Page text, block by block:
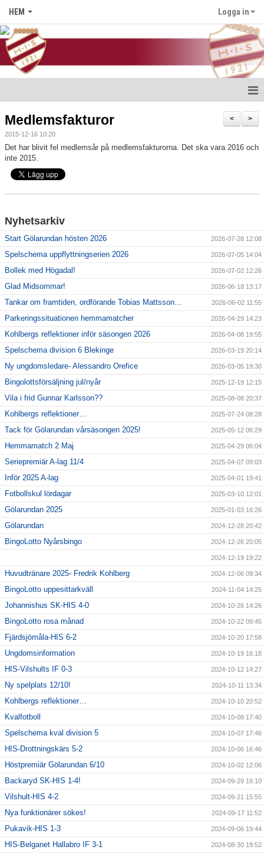
HEM Logga in
Nyheter
Föreningen
Kontakt
Kalender
Våra lag
Matcher
Gölarundan
Hyra Klubbstuga
>
<
Medlemsfakturor
2015-12-16 10:20
Det har blivit fel medlemsår på medlemsfakturorna. Det ska vara 2016 och
inte 2015.
Nyhetsarkiv
Start Gölarundan hösten 2026 2026-07-28 12:08
Spelschema uppflyttningserien 2026 2026-07-05 14:04
Bollek med Högadal! 2026-07-02 12:26
Glad Midsommar! 2026-06-18 13:17
Tankar om framtiden, ordförande Tobias Mattsson… 2026-06-02 11:55
Parkeringssituationen hemmamatcher 2026-04-29 14:23
Kohlbergs reflektioner inför säsongen 2026 2026-04-08 19:55
Spelschema division 6 Blekinge 2026-03-19 20:14
Ny ungdomsledare- Alessandro Orefice 2026-03-05 19:30
Bingolottsförsäljning jul/nyår 2025-12-19 12:15
Vila i frid Gunnar Karlsson?? 2025-08-08 20:37
Kohlbergs reflektioner… 2025-07-24 08:28
Tack för Gölarundan vårsäsongen 2025! 2025-05-12 06:29
Hemmamatch 2 Maj 2025-04-29 06:04
Seriepremiär A-lag 11/4 2025-04-07 09:03
Inför 2025 A-lag 2025-04-01 19:41
Fotbollskul lördagar 2025-03-10 12:01
Gölarundan 2025 2025-01-03 16:26
Gölarundan 2024-12-28 20:42
BingoLotto Nyårsbingo 2024-12-26 20:05
2024-12-19 19:22
Huvudtränare 2025- Fredrik Kohlberg 2024-12-06 09:34
BingoLotto uppesittarkväll 2024-11-04 14:25
Johannishus SK-HIS 4-0 2024-10-26 14:26
BingoLotto rosa månad 2024-10-22 09:45
Fjärdsjömåla-HIS 6-2 2024-10-20 17:58
Ungdomsinformation 2024-10-19 16:18
HIS-Vilshults IF 0-3 2024-10-12 14:27
Ny spelplats 12/10! 2024-10-11 13:34
Kohlbergs reflektioner… 2024-10-10 20:52
Kvalfotboll 2024-10-08 17:40
Spelschema kval division 5 2024-10-07 17:46
HIS-Drottningskärs 5-2 2024-10-06 16:46
Höstpremiär Gölarundan 6/10 2024-10-02 12:06
Backaryd SK-HIS 1-4! 2024-09-29 16:10
Vilshult-HIS 4-2 2024-09-21 15:55
Nya funktionärer sökes! 2024-09-17 11:52
Pukavik-HIS 1-3 2024-09-06 19:44
HIS-Belganet Hallabro IF 3-1 2024-08-30 19:52